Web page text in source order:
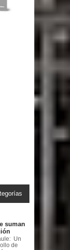
suman
Un
de